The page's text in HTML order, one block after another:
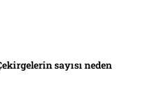
sayısı neden